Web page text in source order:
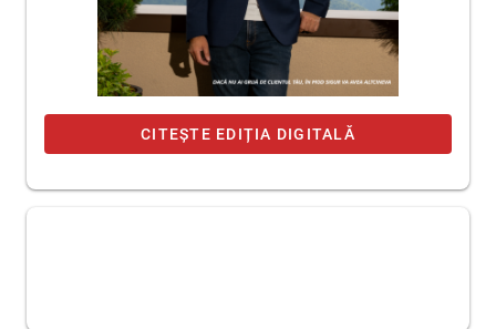
CITEȘTE EDIȚIA DIGITALĂ